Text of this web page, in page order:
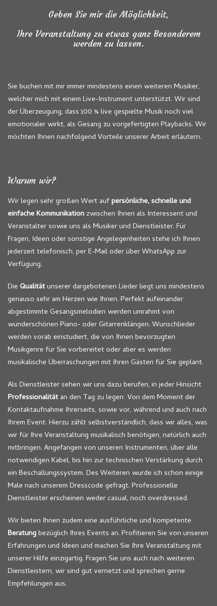
Geben Sie mir die Möglichkeit,
Ihre Veranstaltung zu etwas ganz Besonderem
werden zu lassen.
Sie buchen mit mir immer mindestens einen weiteren Musiker,
welcher mich mit einem Live-Instrument unterstützt. Wir sind
der Überzeugung, dass 100 % live gespielte Musik noch viel
emotionaler wirkt, als Gesang zu vorgefertigten Playbacks. Wir
möchten Ihnen nachfolgend Vorteile unserer Arbeit erläutern.
Warum wir?
Wir legen sehr großen Wert aufpersönliche,schnelle und
einfache Kommunikation zwischen Ihnen als Interessent und
Veranstalter sowie uns als Musiker und Dienstleister. Für
Fragen, Ideen oder sonstige Angelegenheiten stehe ich Ihnen
jederzeit telefonisch, per E-Mail oder über WhatsApp zur
Verfügung.
Die Qualitätunserer dargebotenen Lieder liegt uns mindestens
genauso sehr am Herzen wie Ihnen. Perfekt aufeinander
abgestimmte Gesangsmelodien werden umrahmt von
wunderschönen Piano- oder Gitarrenklängen. Wunschlieder
werden vorab einstudiert, die von Ihnen bevorzugten
Musikgenre für Sie vorbereitet oder aber es werden
musikalische Überraschungen mit Ihren Gästen für Sie geplant.
Als Dienstleister sehen wir uns dazu berufen, in jeder Hinsicht
Professionalität an den Tag zu legen: Von dem Moment der
Kontaktaufnahme Ihrerseits, sowie vor, während und auch nach
Ihrem Event. Hierzu zählt selbstverständlich, dass wir alles, was
wir für Ihre Veranstaltung musikalisch benötigen, natürlich auch
mitbringen. Angefangen von unseren Instrumenten, über alle
notwendigen Kabel, bis hin zur technischen Verstärkung durch
ein Beschallungssystem. Des Weiteren wurde ich schon einige
Male nach unserem Dresscode gefragt. Professionelle
Dienstleister erscheinen weder casual, noch overdressed.
Wir bieten Ihnen zudem eine ausführliche und kompetente
Beratungbezüglich Ihres Events an. Profitieren Sie von unseren
Erfahrungen und Ideen und machen Sie Ihre Veranstaltung mit
unserer Hilfe einzigartig. Fragen Sie uns auch nach weiteren
Dienstleistern, wir sind gut vernetzt und sprechen gerne
Empfehlungen aus.